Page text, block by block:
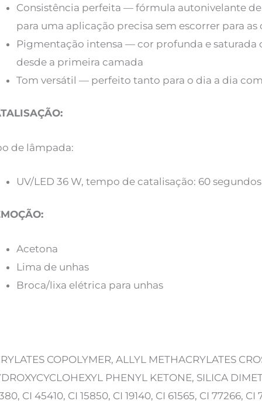
Consistência perfeita — fórmula autonivelante
para uma aplicação precisa sem escorrer para as
Pigmentação intensa — cor profunda e saturada
desde a primeira camada
Tom versátil — perfeito tanto para o dia a dia
de lâmpada:
UV/LED 36 W, tempo de catalisação: 60 segundos
Acetona
Lima de unhas
Broca/lixa elétrica para unhas
COPOLYMER, ALLYL METHACRYLATES
PHENYL KETONE, SILICA
CI 45410, CI 15850, CI 19140, CI 61565, CI 77266, CI